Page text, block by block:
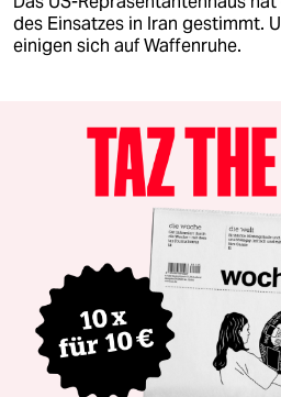
des Einsatzes in Iran gestimmt.
einigen sich auf Waffenruhe.